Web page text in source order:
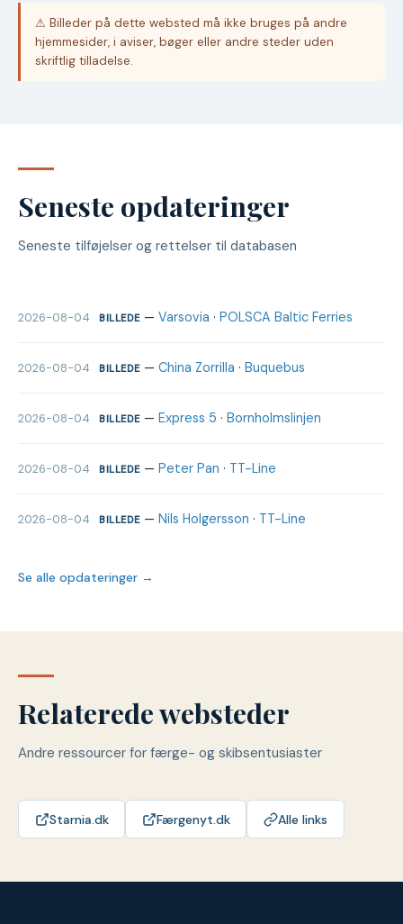
⚠ Billeder på dette websted må ikke bruges på andre
hjemmesider, i aviser, bøger eller andre steder uden
skriftlig tilladelse.
Seneste opdateringer
Seneste tilføjelser og rettelser til databasen
2026-08-04 BILLEDE— Varsovia · POLSCA Baltic Ferries
2026-08-04 BILLEDE— China Zorrilla · Buquebus
2026-08-04 BILLEDE— Express 5 · Bornholmslinjen
2026-08-04 BILLEDE— Peter Pan · TT-Line
2026-08-04 BILLEDE— Nils Holgersson · TT-Line
Se alle opdateringer →
Relaterede websteder
Andre ressourcer for færge- og skibsentusiaster
Starnia.dk Færgenyt.dk Alle links